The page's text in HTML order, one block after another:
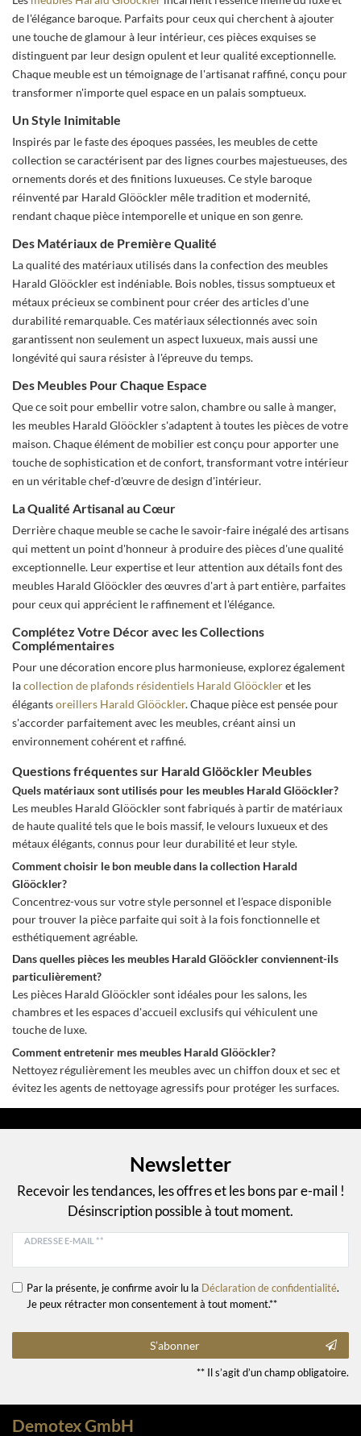
de l'élégance baroque. Parfaits pour ceux qui cherchent à ajouter
une touche de glamour à leur intérieur, ces pièces exquises se
distinguent par leur design opulent et leur qualité exceptionnelle.
Chaque meuble est un témoignage de l'artisanat raffiné, conçu pour
transformer n'importe quel espace en un palais somptueux.
Un Style Inimitable
Inspirés par le faste des époques passées, les meubles de cette
collection se caractérisent par des lignes courbes majestueuses, des
ornements dorés et des finitions luxueuses. Ce style baroque
réinventé par Harald Glööckler mêle tradition et modernité,
rendant chaque pièce intemporelle et unique en son genre.
Des Matériaux de Première Qualité
La qualité des matériaux utilisés dans la confection des meubles
Harald Glööckler est indéniable. Bois nobles, tissus somptueux et
métaux précieux se combinent pour créer des articles d'une
durabilité remarquable. Ces matériaux sélectionnés avec soin
garantissent non seulement un aspect luxueux, mais aussi une
longévité qui saura résister à l'épreuve du temps.
Des Meubles Pour Chaque Espace
Que ce soit pour embellir votre salon, chambre ou salle à manger,
les meubles Harald Glööckler s'adaptent à toutes les pièces de votre
maison. Chaque élément de mobilier est conçu pour apporter une
touche de sophistication et de confort, transformant votre intérieur
en un véritable chef-d'œuvre de design d'intérieur.
La Qualité Artisanal au Cœur
Derrière chaque meuble se cache le savoir-faire inégalé des artisans
qui mettent un point d'honneur à produire des pièces d'une qualité
exceptionnelle. Leur expertise et leur attention aux détails font des
meubles Harald Glööckler des œuvres d'art à part entière, parfaites
pour ceux qui apprécient le raffinement et l'élégance.
Complétez Votre Décor avec les Collections
Complémentaires
Pour une décoration encore plus harmonieuse, explorez également
lacollection de plafonds résidentiels Harald Glööckleret les
élégantsoreillers Harald Glööckler. Chaque pièce est pensée pour
s'accorder parfaitement avec les meubles, créant ainsi un
environnement cohérent et raffiné.
Questions fréquentes sur Harald Glööckler Meubles
Quels matériaux sont utilisés pour les meubles Harald Glööckler?
Les meubles Harald Glööckler sont fabriqués à partir de matériaux
de haute qualité tels que le bois massif, le velours luxueux et des
métaux élégants, connus pour leur durabilité et leur style.
Comment choisir le bon meuble dans la collection Harald
Glööckler?
Concentrez-vous sur votre style personnel et l'espace disponible
pour trouver la pièce parfaite qui soit à la fois fonctionnelle et
esthétiquement agréable.
Dans quelles pièces les meubles Harald Glööckler conviennent-ils
particulièrement?
Les pièces Harald Glööckler sont idéales pour les salons, les
chambres et les espaces d'accueil exclusifs qui véhiculent une
touche de luxe.
Comment entretenir mes meubles Harald Glööckler?
Nettoyez régulièrement les meubles avec un chiffon doux et sec et
évitez les agents de nettoyage agressifs pour protéger les surfaces.
Newsletter
Recevoir les tendances, les offres et les bons par e-mail !
Désinscription possible à tout moment.
ADRESSE E-MAIL **
Par la présente, je confirme avoir lu la Déclaration de confidentialité.
Je peux rétracter mon consentement à tout moment.**
S’abonner
** Il s’agit d’un champ obligatoire.
Demotex GmbH